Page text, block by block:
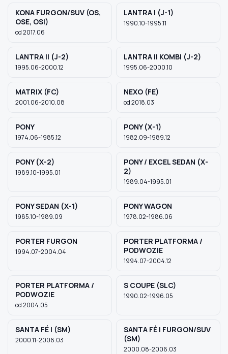
KONA FURGON/SUV (OS,
OSE, OSI)
od 2017.06
LANTRA I (J-1)
1990.10-1995.11
LANTRA II (J-2)
1995.06-2000.12
LANTRA II KOMBI (J-2)
1995.06-2000.10
MATRIX (FC)
2001.06-2010.08
NEXO (FE)
od 2018.03
PONY
1974.06-1985.12
PONY (X-1)
1982.09-1989.12
PONY (X-2)
1989.10-1995.01
PONY / EXCEL SEDAN (X-
2)
1989.04-1995.01
PONY SEDAN (X-1)
1985.10-1989.09
PONY WAGON
1978.02-1986.06
PORTER FURGON
1994.07-2004.04
PORTER PLATFORMA /
PODWOZIE
1994.07-2004.12
PORTER PLATFORMA /
PODWOZIE
od 2004.05
S COUPE (SLC)
1990.02-1996.05
SANTA FÉ I (SM)
2000.11-2006.03
SANTA FÉ I FURGON/SUV
(SM)
2000.08-2006.03